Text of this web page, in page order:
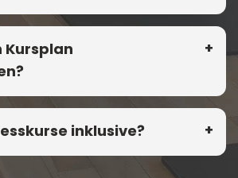
Kursplan
inklusive?